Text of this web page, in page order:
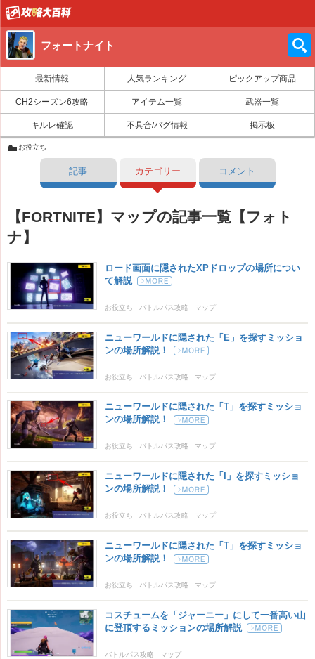
フォートナイト
最新情報 人気ランキング ピックアップ商品
CH2シーズン6攻略 アイテム一覧 武器一覧
キルレ確認 不具合/バグ情報 掲示板
お役立ち
記事 カテゴリー コメント
【FORTNITE】マップの記事一覧【フォト
ナ】
ロード画面に隠されたXPドロップの場所につい
て解説
お役立ち バトルパス攻略 マップ
ニューワールドに隠された「E」を探すミッショ
ンの場所解説！
お役立ち バトルパス攻略 マップ
ニューワールドに隠された「T」を探すミッショ
ンの場所解説！
お役立ち バトルパス攻略 マップ
ニューワールドに隠された「I」を探すミッショ
ンの場所解説！
お役立ち バトルパス攻略 マップ
ニューワールドに隠された「T」を探すミッショ
ンの場所解説！
お役立ち バトルパス攻略 マップ
コスチュームを「ジャーニー」にして一番高い山
に登頂するミッションの場所解説
バトルパス攻略 マップ